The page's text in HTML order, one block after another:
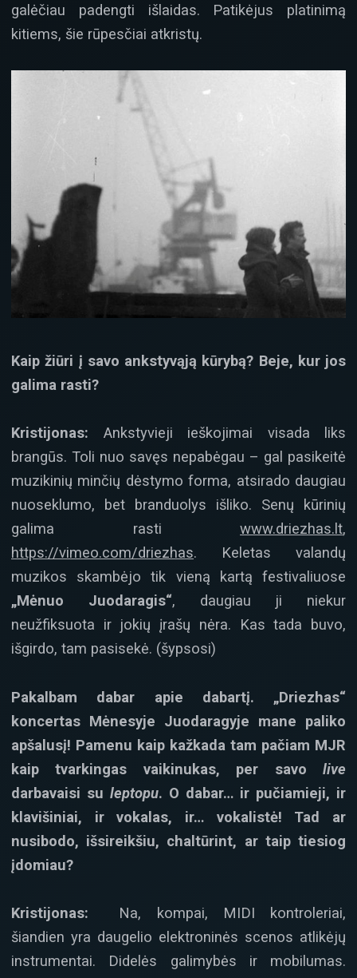
galėčiau padengti išlaidas. Patikėjus platinimą
kitiems, šie rūpesčiai atkristų.
Kaip žiūri į savo ankstyvąją kūrybą? Beje, kur jos
galima rasti?
Kristijonas: Ankstyvieji ieškojimai visada liks
brangūs. Toli nuo savęs nepabėgau – gal pasikeitė
muzikinių minčių dėstymo forma, atsirado daugiau
nuoseklumo, bet branduolys išliko. Senų kūrinių
galima rasti www.driezhas.lt,
https://vimeo.com/driezhas. Keletas valandų
muzikos skambėjo tik vieną kartą festivaliuose
„Mėnuo Juodaragis“, daugiau ji niekur
neužfiksuota ir jokių įrašų nėra. Kas tada buvo,
išgirdo, tam pasisekė. (šypsosi)
Pakalbam dabar apie dabartį. „Driezhas“
koncertas Mėnesyje Juodaragyje mane paliko
apšalusį! Pamenu kaip kažkada tam pačiam MJR
kaip tvarkingas vaikinukas, per savo live
darbavaisi su leptopu. O dabar… ir pučiamieji, ir
klavišiniai, ir vokalas, ir… vokalistė! Tad ar
nusibodo, išsireikšiu, chaltūrint, ar taip tiesiog
įdomiau?
Kristijonas: Na, kompai, MIDI kontroleriai,
šiandien yra daugelio elektroninės scenos atlikėjų
instrumentai. Didelės galimybės ir mobilumas.